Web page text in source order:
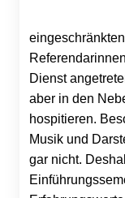
Dienst
aber in den
hospitieren.
Musik und
gar nicht.